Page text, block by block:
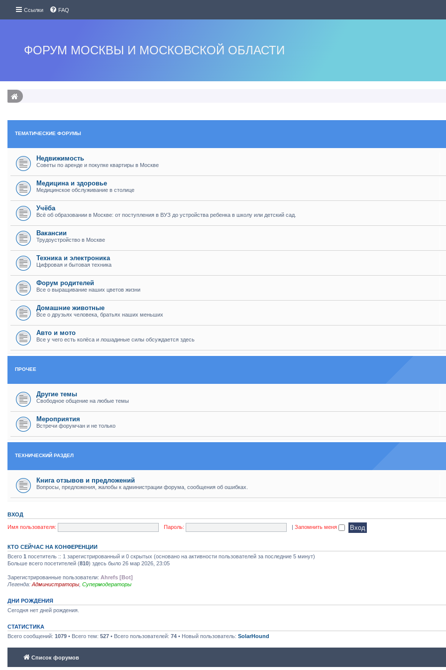
Ссылки FAQ
ФОРУМ МОСКВЫ И МОСКОВСКОЙ ОБЛАСТИ
ТЕМАТИЧЕСКИЕ ФОРУМЫ
Недвижимость
Советы по аренде и покупке квартиры в Москве
Медицина и здоровье
Медицинское обслуживание в столице
Учёба
Всё об образовании в Москве: от поступления в ВУЗ до устройства ребенка в школу или детский сад.
Вакансии
Трудоустройство в Москве
Техника и электроника
Цифровая и бытовая техника
Форум родителей
Все о выращивание наших цветов жизни
Домашние животные
Все о друзьях человека, братьях наших меньших
Авто и мото
Все у чего есть колёса и лошадиные силы обсуждается здесь
ПРОЧЕЕ
Другие темы
Свободное общение на любые темы
Мероприятия
Встречи форумчан и не только
ТЕХНИЧЕСКИЙ РАЗДЕЛ
Книга отзывов и предложений
Вопросы, предложения, жалобы к администрации форума, сообщения об ошибках.
ВХОД
Имя пользователя: Пароль: | Запомнить меня
КТО СЕЙЧАС НА КОНФЕРЕНЦИИ
Всего 1 посетитель :: 1 зарегистрированный и 0 скрытых (основано на активности пользователей за последние 5 минут)
Больше всего посетителей (810) здесь было 26 мар 2026, 23:05
Зарегистрированные пользователи: Ahrefs [Bot]
Легенда: Администраторы Супермодераторы
ДНИ РОЖДЕНИЯ
Сегодня нет дней рождения.
СТАТИСТИКА
Всего сообщений: 1079 • Всего тем: 527 • Всего пользователей: 74 • Новый пользователь: SolarHound
Список форумов